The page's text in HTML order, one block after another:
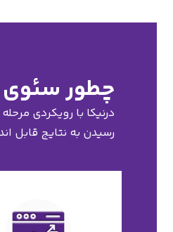
چطور سئوی
درنیکا با رویکردی
رسیدن به نتایج قابل